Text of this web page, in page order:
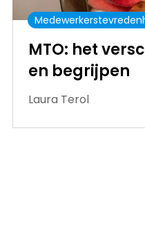
MTO: het
en begrijpen
Laura Terol